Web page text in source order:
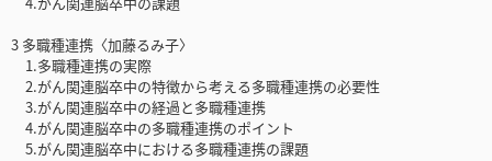
3 多職種連携〈加藤るみ子〉
1.多職種連携の実際
2.がん関連脳卒中の特徴から考える多職種連携の必要性
3.がん関連脳卒中の経過と多職種連携
4.がん関連脳卒中の多職種連携のポイント
5.がん関連脳卒中における多職種連携の課題